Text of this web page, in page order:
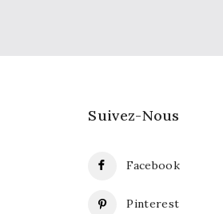
Suivez-Nous
Facebook
Pinterest